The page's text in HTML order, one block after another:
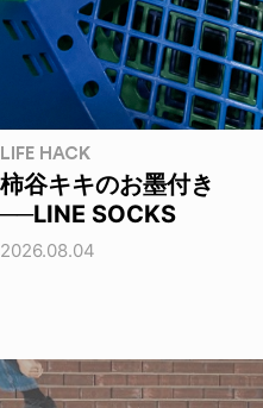
LIFE HACK
柿谷キキのお墨付き
──LINE SOCKS
2026.08.04